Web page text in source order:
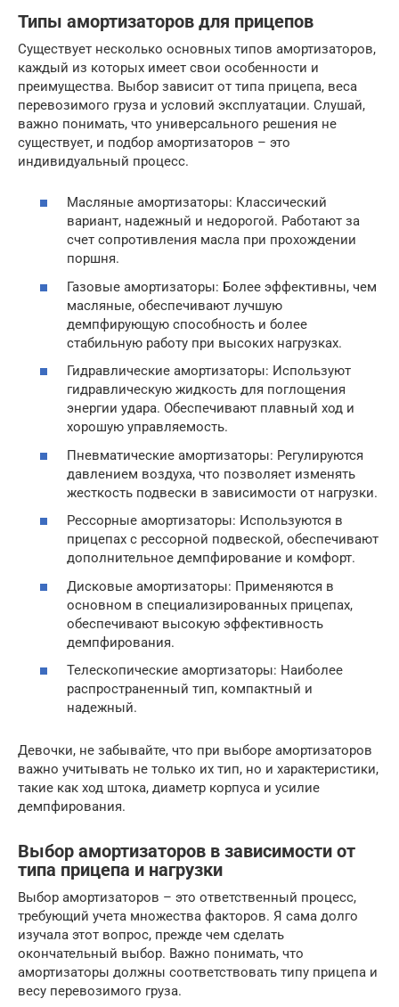
Типы амортизаторов для прицепов
Существует несколько основных типов амортизаторов,
каждый из которых имеет свои особенности и
преимущества. Выбор зависит от типа прицепа, веса
перевозимого груза и условий эксплуатации. Слушай,
важно понимать, что универсального решения не
существует, и подбор амортизаторов – это
индивидуальный процесс.
Масляные амортизаторы: Классический
вариант, надежный и недорогой. Работают за
счет сопротивления масла при прохождении
поршня.
Газовые амортизаторы: Более эффективны, чем
масляные, обеспечивают лучшую
демпфирующую способность и более
стабильную работу при высоких нагрузках.
Гидравлические амортизаторы: Используют
гидравлическую жидкость для поглощения
энергии удара. Обеспечивают плавный ход и
хорошую управляемость.
Пневматические амортизаторы: Регулируются
давлением воздуха, что позволяет изменять
жесткость подвески в зависимости от нагрузки.
Рессорные амортизаторы: Используются в
прицепах с рессорной подвеской, обеспечивают
дополнительное демпфирование и комфорт.
Дисковые амортизаторы: Применяются в
основном в специализированных прицепах,
обеспечивают высокую эффективность
демпфирования.
Телескопические амортизаторы: Наиболее
распространенный тип, компактный и
надежный.
Девочки, не забывайте, что при выборе амортизаторов
важно учитывать не только их тип, но и характеристики,
такие как ход штока, диаметр корпуса и усилие
демпфирования.
Выбор амортизаторов в зависимости от
типа прицепа и нагрузки
Выбор амортизаторов – это ответственный процесс,
требующий учета множества факторов. Я сама долго
изучала этот вопрос, прежде чем сделать
окончательный выбор. Важно понимать, что
амортизаторы должны соответствовать типу прицепа и
весу перевозимого груза.